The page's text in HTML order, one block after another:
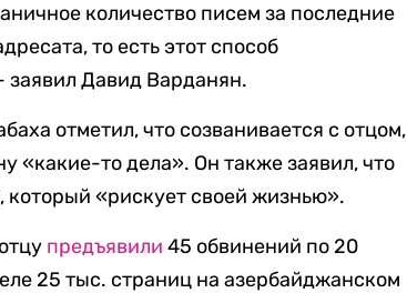
количество писем за последние
то есть этот способ
заявил Давид Варданян.
отметил, что созванивается с отцом,
«какие-то дела». Он также заявил, что
который «рискует своей жизнью».
предъявили 45 обвинений по 20
25 тыс. страниц на азербайджанском